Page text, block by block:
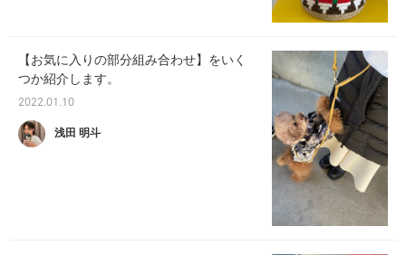
【お気に入りの部分組み合わせ】をいく
つか紹介します。
2022.01.10
浅田 明斗